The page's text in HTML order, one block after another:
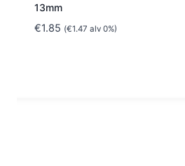
13mm
€1.85 (€1.47 alv 0%)